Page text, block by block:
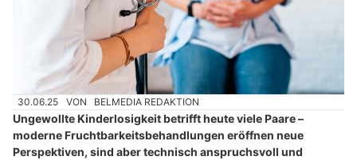
30.06.25 VON BELMEDIA REDAKTION
Ungewollte Kinderlosigkeit betrifft heute viele Paare –
moderne Fruchtbarkeitsbehandlungen eröffnen neue
Perspektiven, sind aber technisch anspruchsvoll und